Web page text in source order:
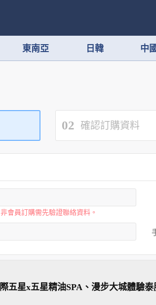
東南亞 日韓 中
02 確認訂購資料
會員訂購需先驗證聯絡資料。
五星x五星精油SPA、漫步大城體驗